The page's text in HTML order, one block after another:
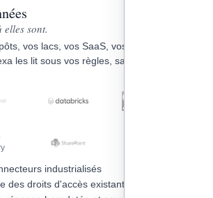
elles sont.
vos lacs, vos SaaS, vos fichiers
les lit sous vos règles, sans copie
industrialisés
des droits d'accès existants